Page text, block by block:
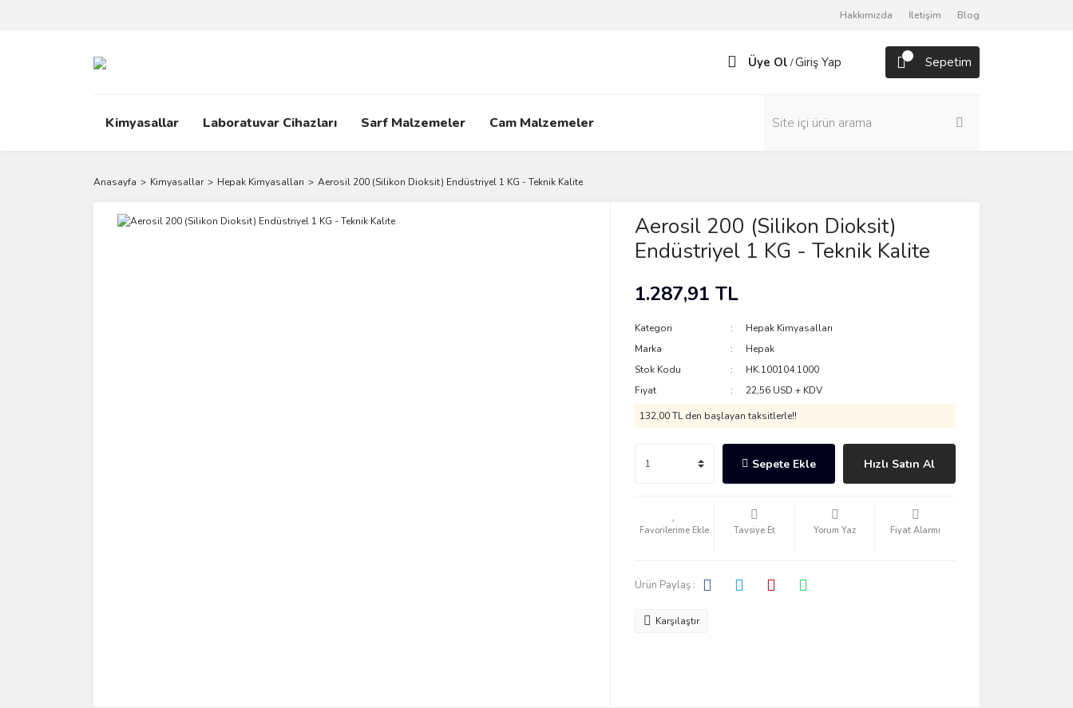
Hakkımızda İletişim Blog
Üye Ol /Giriş Yap Sepetim
Kimyasallar Laboratuvar Cihazları Sarf Malzemeler Cam Malzemeler
Anasayfa Kimyasallar Hepak Kimyasalları Aerosil 200 (Silikon Dioksit) Endüstriyel 1 KG - Teknik Kalite
Aerosil 200 (Silikon Dioksit)
Endüstriyel 1 KG - Teknik Kalite
1.287,91 TL
Kategori
Hepak Kimyasalları
Marka
Hepak
Stok Kodu
HK.100104.1000
Fiyat
22,56 USD + KDV
132,00 TL den başlayan taksitlerle!!
Sepete Ekle Hızlı Satın Al
Tavsiye Et Yorum Yaz Fiyat Alarmı
Ürün Paylaş :
Karşılaştır